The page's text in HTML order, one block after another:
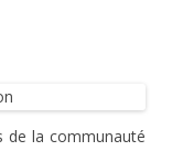
de la communauté